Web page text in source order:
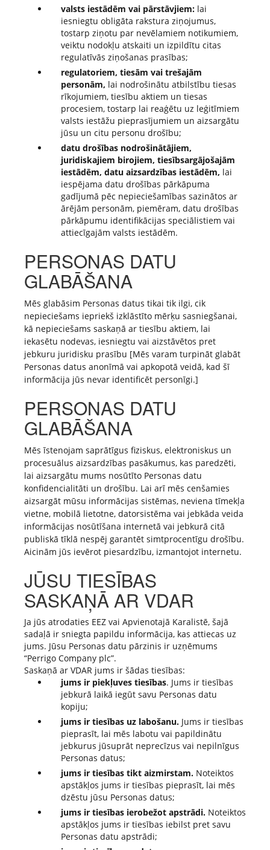
valsts iestādēm vai pārstāvjiem: lai
iesniegtu obligāta rakstura ziņojumus,
tostarp ziņotu par nevēlamiem notikumiem,
veiktu nodokļu atskaiti un izpildītu citas
regulatīvās ziņošanas prasības;
regulatoriem, tiesām vai trešajām
personām, lai nodrošinātu atbilstību tiesas
rīkojumiem, tiesību aktiem un tiesas
procesiem, tostarp lai reaģētu uz leģitīmiem
valsts iestāžu pieprasījumiem un aizsargātu
jūsu un citu personu drošību;
datu drošības nodrošinātājiem,
juridiskajiem birojiem, tiesībsargājošajām
iestādēm, datu aizsardzības iestādēm, lai
iespējama datu drošības pārkāpuma
gadījumā pēc nepieciešamības sazinātos ar
ārējām personām, piemēram, datu drošības
pārkāpumu identifikācijas speciālistiem vai
attiecīgajām valsts iestādēm.
PERSONAS DATU
GLABĀŠANA
Mēs glabāsim Personas datus tikai tik ilgi, cik
nepieciešams iepriekš izklāstīto mērķu sasniegšanai,
kā nepieciešams saskaņā ar tiesību aktiem, lai
iekasētu nodevas, iesniegtu vai aizstāvētos pret
jebkuru juridisku prasību [Mēs varam turpināt glabāt
Personas datus anonīmā vai apkopotā veidā, kad šī
informācija jūs nevar identificēt personīgi.]
PERSONAS DATU
GLABĀŠANA
Mēs īstenojam saprātīgus fiziskus, elektroniskus un
procesuālus aizsardzības pasākumus, kas paredzēti,
lai aizsargātu mums nosūtīto Personas datu
konfidencialitāti un drošību. Lai arī mēs cenšamies
aizsargāt mūsu informācijas sistēmas, neviena tīmekļa
vietne, mobilā lietotne, datorsistēma vai jebkāda veida
informācijas nosūtīšana internetā vai jebkurā citā
publiskā tīklā nespēj garantēt simtprocentīgu drošību.
Aicinām jūs ievērot piesardzību, izmantojot internetu.
JŪSU TIESĪBAS
SASKAŅĀ AR VDAR
Ja jūs atrodaties EEZ vai Apvienotajā Karalistē, šajā
sadaļā ir sniegta papildu informācija, kas attiecas uz
jums. Jūsu Personas datu pārzinis ir uzņēmums
“Perrigo Company plc”.
Saskaņā ar VDAR jums ir šādas tiesības:
jums ir piekļuves tiesības. Jums ir tiesības
jebkurā laikā iegūt savu Personas datu
kopiju;
jums ir tiesības uz labošanu. Jums ir tiesības
pieprasīt, lai mēs labotu vai papildinātu
jebkurus jūsuprāt neprecīzus vai nepilnīgus
Personas datus;
jums ir tiesības tikt aizmirstam. Noteiktos
apstākļos jums ir tiesības pieprasīt, lai mēs
dzēstu jūsu Personas datus;
jums ir tiesības ierobežot apstrādi. Noteiktos
apstākļos jums ir tiesības iebilst pret savu
Personas datu apstrādi;